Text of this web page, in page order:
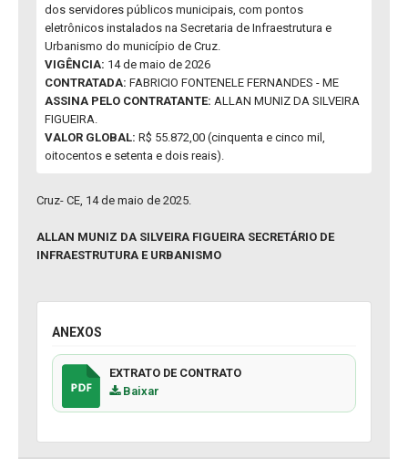
dos servidores públicos municipais, com pontos
eletrônicos instalados na Secretaria de Infraestrutura e
Urbanismo do município de Cruz.
VIGÊNCIA: 14 de maio de 2026
CONTRATADA: FABRICIO FONTENELE FERNANDES - ME
ASSINA PELO CONTRATANTE: ALLAN MUNIZ DA SILVEIRA
FIGUEIRA.
VALOR GLOBAL: R$ 55.872,00 (cinquenta e cinco mil,
oitocentos e setenta e dois reais).
Cruz- CE, 14 de maio de 2025.
ALLAN MUNIZ DA SILVEIRA FIGUEIRA SECRETÁRIO DE
INFRAESTRUTURA E URBANISMO
ANEXOS
EXTRATO DE CONTRATO
Baixar